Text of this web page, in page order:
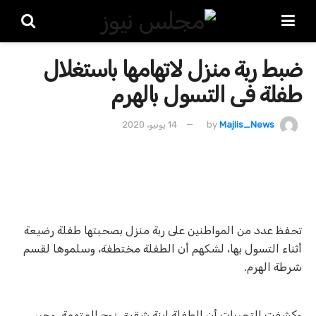
ضبط ربة منزل لاتهامها باستغلال
طفلة فى التسول بالهرم
by Majlis_News 14 يونيو، 2020
تحفظ عدد من المواطنين على ربة منزل بصحبتها طفلة رضيعة
أثناء التسول بها، لشكهم أن الطفلة مختطفة، وسلموها لقسم
شرطة الهرم.